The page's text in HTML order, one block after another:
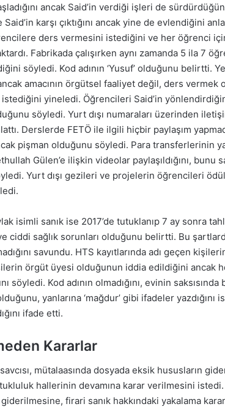
ancak Said’in verdiği işleri de
karşı çıktığını ancak yine de evlendiğini
ders vermesini istediğini ve her öğrenci
Fabrikada çalışırken aynı zamanda 5 ila 7
söyledi. Kod adının ‘Yusuf’ olduğunu belirtti.
amacının örgütsel faaliyet değil, ders vermek
istediğini yineledi. Öğrencileri Said’in
söyledi. Yurt dışı numaraları üzerinden
Derslerde FETÖ ile ilgili hiçbir paylaşım
pişman olduğunu söyledi. Para transferlerinin
Gülen’e ilişkin videolar paylaşıldığını, bunu
Yurt dışı gezileri ve projelerin öğrencileri
isimli sanık ise 2017’de tutuklanıp 7 ay sonra
ciddi sağlık sorunları olduğunu belirtti. Bu
savundu. HTS kayıtlarında adı geçen
örgüt üyesi olduğunun iddia edildiğini ancak
söyledi. Kod adının olmadığını, evinin
yanlarına ‘mağdur’ gibi ifadeler
ifade etti.
Kararlar
mütalaasında dosyada eksik hususların
hallerinin devamına karar verilmesini
firari sanık hakkındaki yakalama